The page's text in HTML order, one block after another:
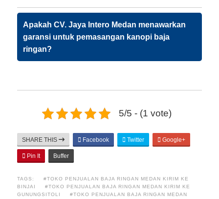
Apakah CV. Jaya Intero Medan menawarkan
garansi untuk pemasangan kanopi baja
ringan?
5/5 - (1 vote)
SHARE THIS Facebook Twitter Google+
Pin It Buffer
TAGS:
#TOKO PENJUALAN BAJA RINGAN MEDAN KIRIM KE
BINJAI
#TOKO PENJUALAN BAJA RINGAN MEDAN KIRIM KE
GUNUNGSITOLI
#TOKO PENJUALAN BAJA RINGAN MEDAN